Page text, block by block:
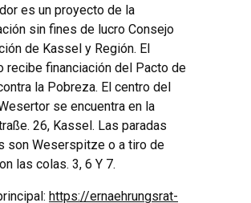
es un proyecto de la
sin fines de lucro Consejo
de Kassel y Región. El
recibe financiación del Pacto de
la Pobreza. El centro del
se encuentra en la
26, Kassel. Las paradas
son Weserspitze o a tiro de
las colas. 3, 6 Y 7.
https://ernaehrungsrat-